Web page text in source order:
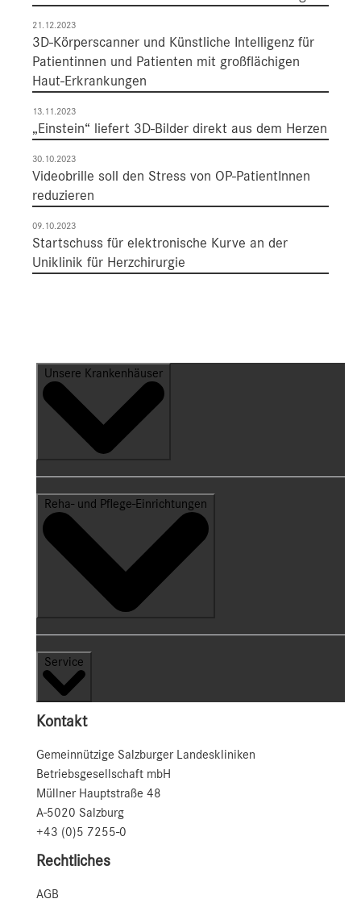
21.12.2023
3D-Körperscanner und Künstliche Intelligenz für
Patientinnen und Patienten mit großflächigen
Haut-Erkrankungen
13.11.2023
„Einstein“ liefert 3D-Bilder direkt aus dem Herzen
30.10.2023
Videobrille soll den Stress von OP-PatientInnen
reduzieren
09.10.2023
Startschuss für elektronische Kurve an der
Uniklinik für Herzchirurgie
Unsere Krankenhäuser
Reha- und Pflege-Einrichtungen
Service
Kontakt
Gemeinnützige Salzburger Landeskliniken
Betriebsgesellschaft mbH
Müllner Hauptstraße 48
A-5020 Salzburg
+43 (0)5 7255-0
Rechtliches
AGB